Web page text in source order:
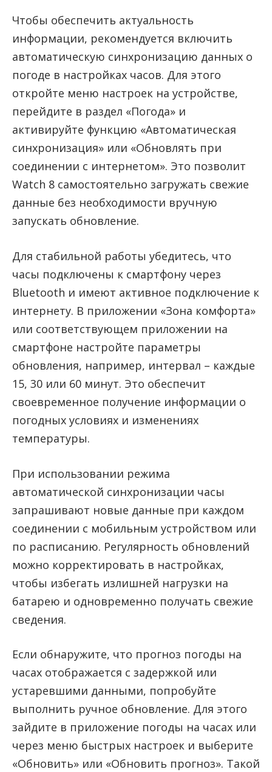
Чтобы обеспечить актуальность
информации, рекомендуется включить
автоматическую синхронизацию данных о
погоде в настройках часов. Для этого
откройте меню настроек на устройстве,
перейдите в раздел «Погода» и
активируйте функцию «Автоматическая
синхронизация» или «Обновлять при
соединении с интернетом». Это позволит
Watch 8 самостоятельно загружать свежие
данные без необходимости вручную
запускать обновление.
Для стабильной работы убедитесь, что
часы подключены к смартфону через
Bluetooth и имеют активное подключение к
интернету. В приложении «Зона комфорта»
или соответствующем приложении на
смартфоне настройте параметры
обновления, например, интервал – каждые
15, 30 или 60 минут. Это обеспечит
своевременное получение информации о
погодных условиях и изменениях
температуры.
При использовании режима
автоматической синхронизации часы
запрашивают новые данные при каждом
соединении с мобильным устройством или
по расписанию. Регулярность обновлений
можно корректировать в настройках,
чтобы избегать излишней нагрузки на
батарею и одновременно получать свежие
сведения.
Если обнаружите, что прогноз погоды на
часах отображается с задержкой или
устаревшими данными, попробуйте
выполнить ручное обновление. Для этого
зайдите в приложение погоды на часах или
через меню быстрых настроек и выберите
«Обновить» или «Обновить прогноз». Такой